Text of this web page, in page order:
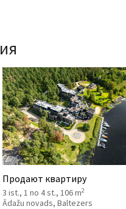
Продают квартиру
3 ist., 1 no 4 st., 106 m2
Ādažu novads, Baltezers